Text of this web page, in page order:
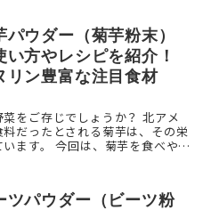
パウダー（菊芋粉末）
い方やレシピを紹介！
リン豊富な注目食材
菜をご存じでしょうか？ 北アメ
だったとされる菊芋は、その栄
ます。 今回は、菊芋を食べやす
ツパウダー（ビーツ粉